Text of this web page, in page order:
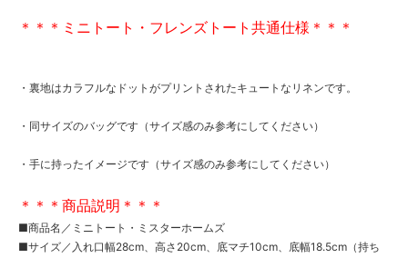
＊＊＊ミニトート・フレンズトート共通仕様＊＊＊
・裏地はカラフルなドットがプリントされたキュートなリネンです。
・同サイズのバッグです（サイズ感のみ参考にしてください）
・手に持ったイメージです（サイズ感のみ参考にしてください）
＊＊＊商品説明＊＊＊
■商品名／ミニトート・ミスターホームズ
■サイズ／入れ口幅28cm、高さ20cm、底マチ10cm、底幅18.5cm（持ち